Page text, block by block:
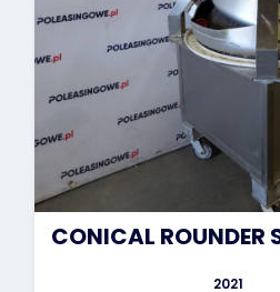
CONICAL
2021